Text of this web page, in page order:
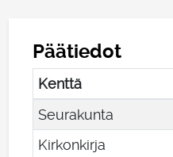
Päätiedot
Kenttä
Seurakunta
Kirkonkirja